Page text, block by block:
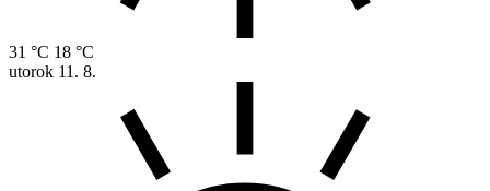
31 °C 18 °C
utorok 11. 8.